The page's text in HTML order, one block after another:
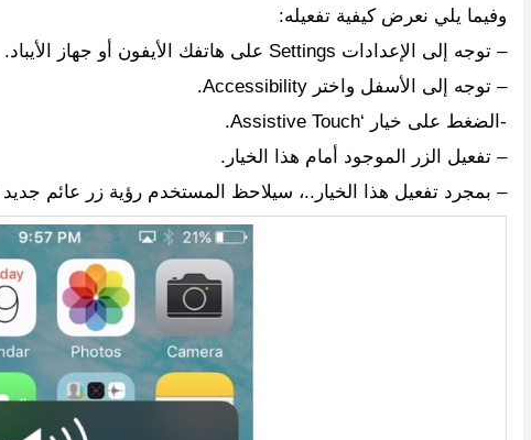
وفيما يلي نعرض كيفية تفعيله:
– توجه إلى الإعدادات Settings على هاتفك الأيفون أو جهاز الأيباد.
– توجه إلى الأسفل واختر Accessibility.
-الضغط على خيار ‘Assistive Touch.
– تفعيل الزر الموجود أمام هذا الخيار.
– بمجرد تفعيل هذا الخيار..، سيلاحظ المستخدم رؤية زر عائم